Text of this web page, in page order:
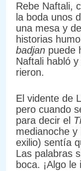
Rebe Naftali,
la boda unos
una mesa y
historias
badjan puede
Naftali habló
rieron.
El vidente de
pero cuando
para decir el
medianoche y
exilio) sentía
Las palabras
boca. ¡Algo